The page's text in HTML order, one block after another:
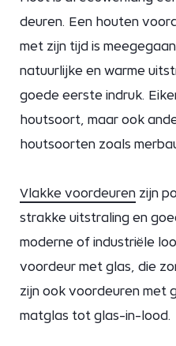
deuren. Een houten
met zijn tijd is
natuurlijke en warme
goede eerste indruk.
houtsoort, maar ook
houtsoorten zoals
Vlakke voordeurenzijn
strakke uitstraling en
moderne of industriële
voordeur met glas, die
zijn ook voordeuren met
matglas tot glas-in-lood.